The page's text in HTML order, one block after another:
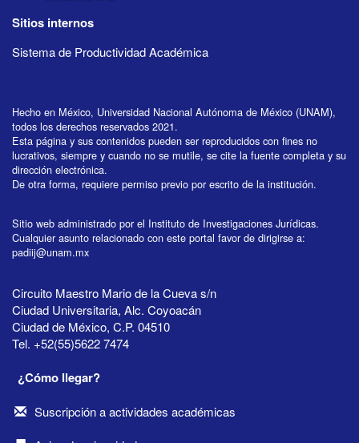
Sitios internos
Sistema de Productividad Académica
Hecho en México, Universidad Nacional Autónoma de México (UNAM),
todos los derechos reservados 2021.
Esta página y sus contenidos pueden ser reproducidos con fines no
lucrativos, siempre y cuando no se mutile, se cite la fuente completa y su
dirección electrónica.
De otra forma, requiere permiso previo por escrito de la institución.
Sitio web administrado por el Instituto de Investigaciones Jurídicas.
Cualquier asunto relacionado con este portal favor de dirigirse a:
padiij@unam.mx
Circuito Maestro Mario de la Cueva s/n
Ciudad Universitaria, Alc. Coyoacán
Ciudad de México, C.P. 04510
Tel. +52(55)5622 7474
¿Cómo llegar?
Suscripción a actividades académicas